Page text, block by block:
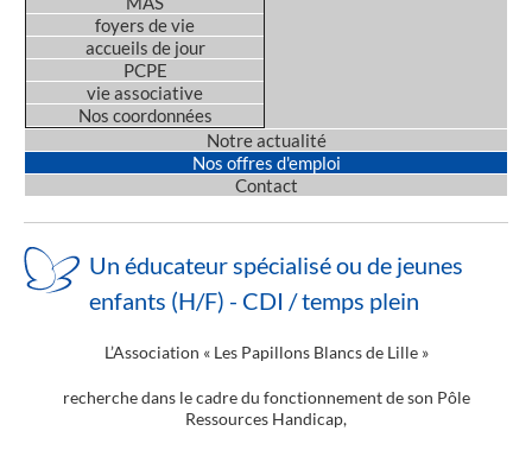
foyers de vie
accueils de jour
PCPE
vie associative
Nos coordonnées
Notre actualité
Nos offres d'emploi
Contact
Un éducateur spécialisé ou de jeunes
enfants (H/F) - CDI / temps plein
L’Association « Les Papillons Blancs de Lille »
recherche dans le cadre du fonctionnement de son Pôle
Ressources Handicap,